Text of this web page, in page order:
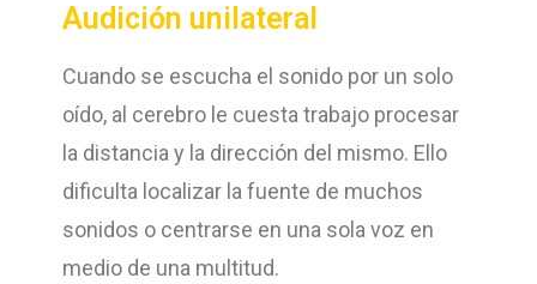
Audición unilateral
Cuando se escucha el sonido por un solo
oído, al cerebro le cuesta trabajo procesar
la distancia y la dirección del mismo. Ello
dificulta localizar la fuente de muchos
sonidos o centrarse en una sola voz en
medio de una multitud.